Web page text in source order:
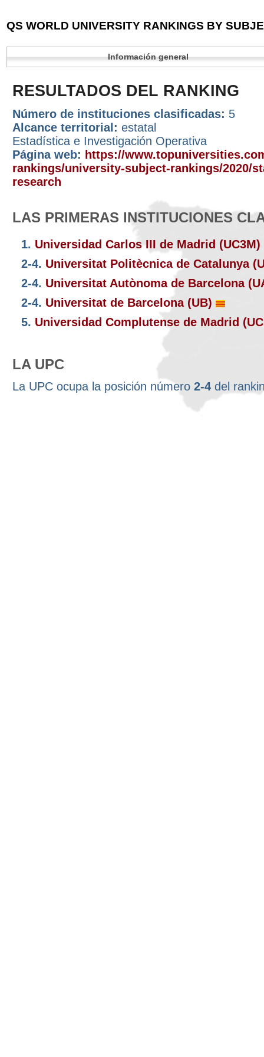
QS WORLD UNIVERSITY RANKINGS BY
Información general
RESULTADOS DEL RANKING
Número de instituciones clasificadas: 5
Alcance territorial: estatal
Estadística e Investigación Operativa
Página web: https://
rankings/university-subject-rankings/2020/
research
LAS PRIMERAS INSTITUCIONES
1. Universidad Carlos III de Madrid (UC3M)
2-4. Universitat Politècnica de Catalunya
2-4. Universitat Autònoma de Barcelona
2-4. Universitat de Barcelona (UB)
5. Universidad Complutense de Madrid
LA UPC
La UPC ocupa la posición número 2-4 del